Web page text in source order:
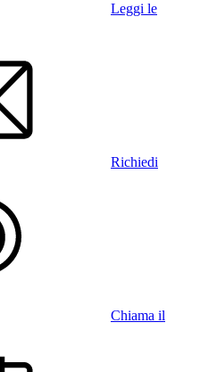
Leggi le
Richiedi
Chiama il